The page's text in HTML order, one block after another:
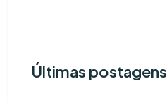
Últimas postagens